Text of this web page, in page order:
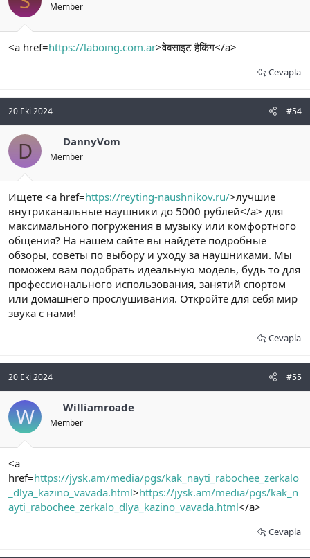
Member
<a href=https://laboing.com.ar>वेबसाइट हैकिंग</a>
Cevapla
20 Eki 2024 #54
D DannyVom
Member
Ищете <a href=https://reyting-naushnikov.ru/>лучшие
внутриканальные наушники до 5000 рублей</a> для
максимального погружения в музыку или комфортного
общения? На нашем сайте вы найдёте подробные
обзоры, советы по выбору и уходу за наушниками. Мы
поможем вам подобрать идеальную модель, будь то для
профессионального использования, занятий спортом
или домашнего прослушивания. Откройте для себя мир
звука с нами!
Cevapla
20 Eki 2024 #55
W Williamroade
Member
<a
href=https://jysk.am/media/pgs/kak_nayti_rabochee_zerkalo
_dlya_kazino_vavada.html>https://jysk.am/media/pgs/kak_n
ayti_rabochee_zerkalo_dlya_kazino_vavada.html</a>
Cevapla